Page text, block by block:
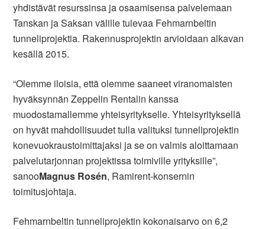
yhdistävät resurssinsa ja osaamisensa palvelemaan
Tanskan ja Saksan välille tulevaa Fehmarnbeltin
tunneliprojektia. Rakennusprojektin arvioidaan alkavan
kesällä 2015.
“Olemme iloisia, että olemme saaneet viranomaisten
hyväksynnän Zeppelin Rentalin kanssa
muodostamallemme yhteisyritykselle. Yhteisyrityksellä
on hyvät mahdollisuudet tulla valituksi tunneliprojektin
konevuokraustoimittajaksi ja se on valmis aloittamaan
palvelutarjonnan projektissa toimiville yrityksille”,
sanooMagnus Rosén, Ramirent-konsernin
toimitusjohtaja.
Fehmarnbeltin tunneliprojektin kokonaisarvo on 6,2